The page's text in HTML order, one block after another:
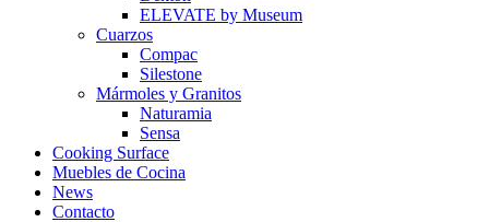
ELEVATE by Museum
Cuarzos
Compac
Silestone
Mármoles y Granitos
Naturamia
Sensa
Cooking Surface
Muebles de Cocina
News
Contacto